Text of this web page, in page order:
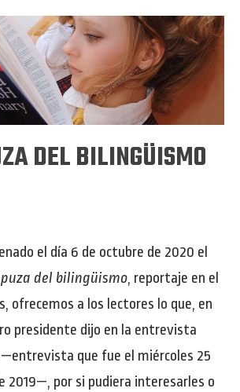
DEL BILINGÜISMO
el día 6 de octubre de 2020 el
del bilingüismo, reportaje en el
ofrecemos a los lectores lo que, en
presidente dijo en la entrevista
que fue el miércoles 25
2019—, por si pudiera interesarles o